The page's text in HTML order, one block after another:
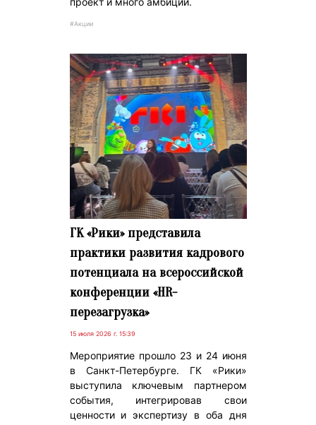
#Акции
ГК «Рики» представила
практики развития кадрового
потенциала на всероссийской
конференции «HR-
перезагрузка»
15 июля 2026 г. 15:39
Мероприятие прошло 23 и 24 июня
в Санкт-Петербурге. ГК «Рики»
выступила ключевым партнером
события, интегрировав свои
ценности и экспертизу в оба дня